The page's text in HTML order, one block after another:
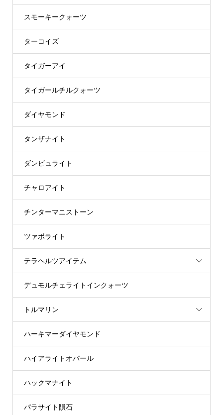
スモーキークォーツ
ターコイズ
タイガーアイ
タイガールチルクォーツ
ダイヤモンド
タンザナイト
ダンビュライト
チャロアイト
チンターマニストーン
ツァボライト
テラヘルツアイテム
デュモルチェライトインクォーツ
トルマリン
ハーキマーダイヤモンド
ハイアライトオパール
ハックマナイト
パラサイト隕石